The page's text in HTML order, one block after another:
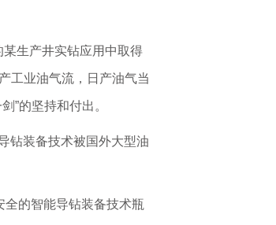
生产井实钻应用中取得
工业油气流，日产油气当
”的坚持和付出。
钻装备技术被国外大型油
的智能导钻装备技术瓶